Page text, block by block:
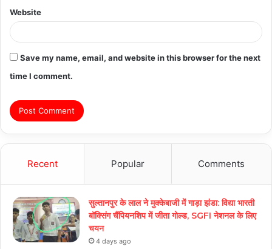
Website
Save my name, email, and website in this browser for the next
time I comment.
Recent Popular Comments
सुल्तानपुर के लाल ने मुक्केबाजी में गाड़ा झंडा: विद्या भारती
बॉक्सिंग चैंपियनशिप में जीता गोल्ड, SGFI नेशनल के लिए
चयन
4 days ago